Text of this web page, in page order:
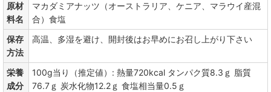
原材
料名
マカダミアナッツ（オーストラリア、ケニア、マラウイ産混
合）食塩
保存
方法
高温、多湿を避け、開封後はお早めにお召し上がり下さい
栄養
成分
100g当り（推定値）: 熱量720kcal タンパク質8.3ｇ 脂質
76.7ｇ 炭水化物12.2ｇ 食塩相当量0.5ｇ